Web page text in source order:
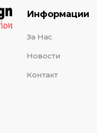
Информации
За Нас
Новости
Контакт